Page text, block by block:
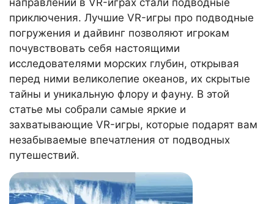
направлений в VR-играх стали подводные
приключения. Лучшие VR-игры про подводные
погружения и дайвинг позволяют игрокам
почувствовать себя настоящими
исследователями морских глубин, открывая
перед ними великолепие океанов, их скрытые
тайны и уникальную флору и фауну. В этой
статье мы собрали самые яркие и
захватывающие VR-игры, которые подарят вам
незабываемые впечатления от подводных
путешествий.